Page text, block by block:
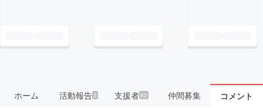
ホーム 活動報告3 支援者82 仲間募集 コメント